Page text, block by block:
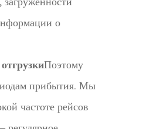
о
Поэтому
прибытия. Мы
частоте рейсов